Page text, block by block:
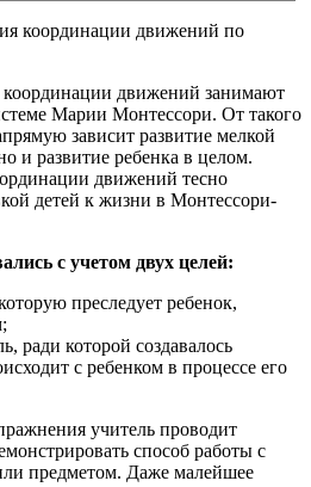
координации движений занимают
Марии Монтессори. От такого
зависит развитие мелкой
и развитие ребенка в целом.
движений тесно
детей к жизни в Монтессори-
с учетом двух целей:
преследует ребенок,
ради которой создавалось
с ребенком в процессе его
учитель проводит
способ работы с
предметом. Даже малейшее